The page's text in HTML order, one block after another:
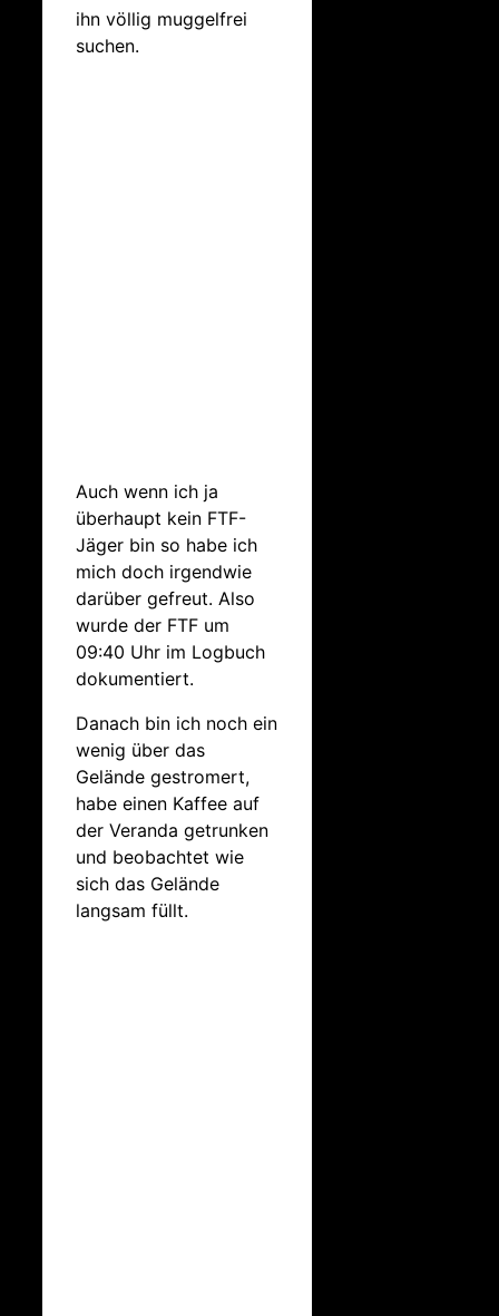
ihn völlig muggelfrei
suchen.
Auch wenn ich ja
überhaupt kein FTF-
Jäger bin so habe ich
mich doch irgendwie
darüber gefreut. Also
wurde der FTF um
09:40 Uhr im Logbuch
dokumentiert.
Danach bin ich noch ein
wenig über das
Gelände gestromert,
habe einen Kaffee auf
der Veranda getrunken
und beobachtet wie
sich das Gelände
langsam füllt.